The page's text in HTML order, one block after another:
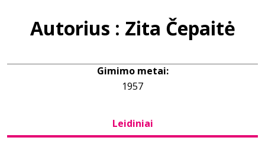
LeidiniaiAutorius : Zita Čepaitė
Gimimo metai:
1957
Leidiniai